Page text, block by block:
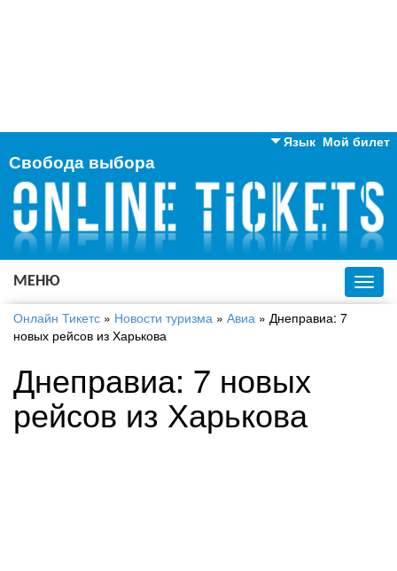
Мой билет
Язык
Английский
Русский
Украинский
Свобода выбора
МЕНЮ
Онлайн Тикетс » Новости туризма » Авиа » Днеправиа: 7
новых рейсов из Харькова
Днеправиа: 7 новых
рейсов из Харькова